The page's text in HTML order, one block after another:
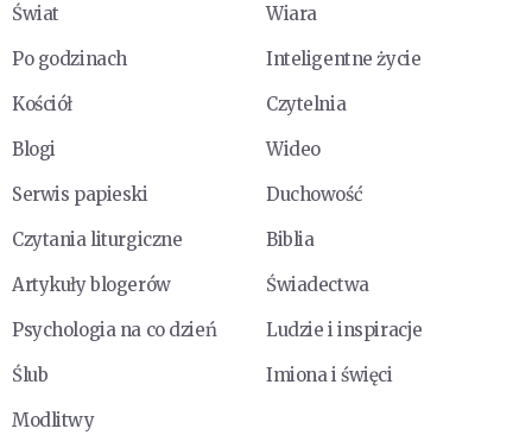
Świat
Wiara
Po godzinach
Inteligentne życie
Kościół
Czytelnia
Blogi
Wideo
Serwis papieski
Duchowość
Czytania liturgiczne
Biblia
Artykuły blogerów
Świadectwa
Psychologia na co dzień
Ludzie i inspiracje
Ślub
Imiona i święci
Modlitwy